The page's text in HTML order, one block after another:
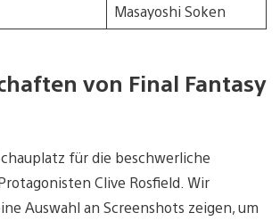
Masayoshi Soken
von Final Fantasy
für die beschwerliche
Clive Rosfield. Wir
Auswahl an Screenshots zeigen, um